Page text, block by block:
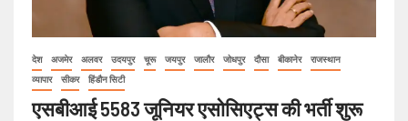
देश अजमेर अलवर उदयपुर चूरू जयपुर जालौर जोधपुर दौसा बीकानेर
राजस्थान
व्यापार
सीकर हिंडौन सिटी
एसबीआई 5583 जूनियर एसोसिएट्स की भर्ती शुरू